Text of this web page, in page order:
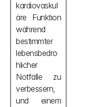
kardiovaskul
äre Funktion
während
bestimmter
lebensbedro
hlicher
Notfälle zu
verbessern,
und einem